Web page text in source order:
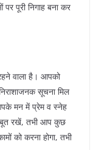
पूरी निगाह बना कर
वाला है। आपको
सूचना मिल
मन में प्रेम व स्नेह
रखें, तभी आप कुछ
को करना होगा, तभी